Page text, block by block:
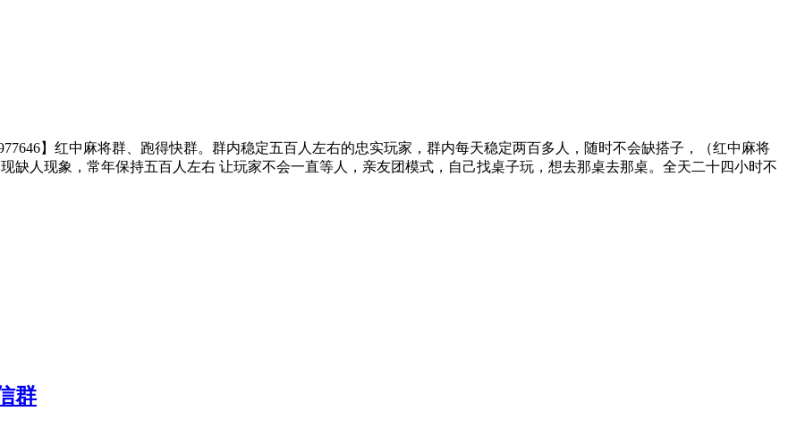
】红中麻将群、跑得快群。群内稳定五百人左右的忠实玩家，群内每天稳定两百多人，随时不会缺搭子，（红中麻将
缺人现象，常年保持五百人左右 让玩家不会一直等人，亲友团模式，自己找桌子玩，想去那桌去那桌。全天二十四小时不
群